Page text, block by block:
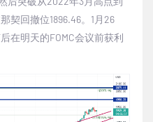
契回撤位1896.46。 1 月 26
在明天的FOMC会议前获利